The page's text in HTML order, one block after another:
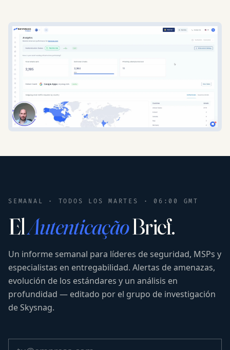
SEMANAL · TODOS LOS MARTES · 06:00 GMT
ElAutenticaçãoBrief.
Un informe semanal para líderes de seguridad, MSPs y
especialistas en entregabilidad. Alertas de amenazas,
evolución de los estándares y un análisis en
profundidad — editado por el grupo de investigación
de Skysnag.